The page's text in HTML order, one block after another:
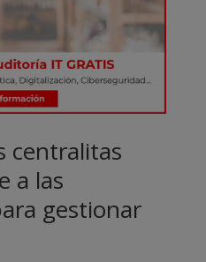
centralitas
a las
gestionar